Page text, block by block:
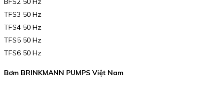
TFS3 50 Hz
TFS4 50 Hz
TFS5 50 Hz
TFS6 50 Hz
Bơm BRINKMANN PUMPS Việt Nam